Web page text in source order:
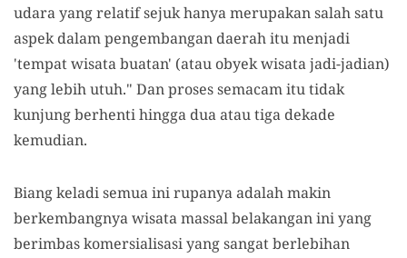
udara yang relatif sejuk hanya merupakan salah satu
aspek dalam pengembangan daerah itu menjadi
'tempat wisata buatan' (atau obyek wisata jadi-jadian)
yang lebih utuh." Dan proses semacam itu tidak
kunjung berhenti hingga dua atau tiga dekade
kemudian.
Biang keladi semua ini rupanya adalah makin
berkembangnya wisata massal belakangan ini yang
berimbas komersialisasi yang sangat berlebihan